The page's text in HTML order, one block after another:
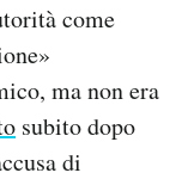
come
ma non era
subito dopo
di